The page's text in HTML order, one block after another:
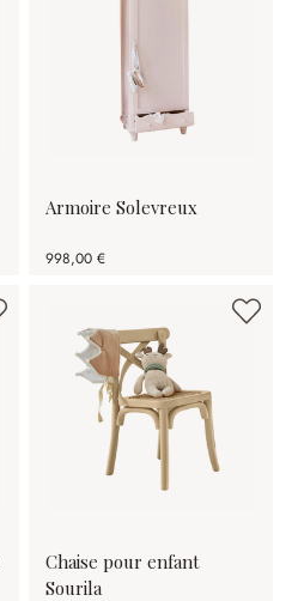
Armoire Solevreux
998,00 €
Chaise pour enfant
Sourila